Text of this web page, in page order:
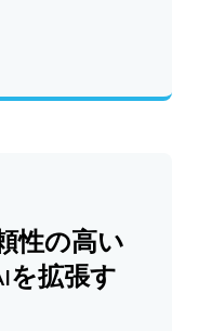
性の高い
を拡張す